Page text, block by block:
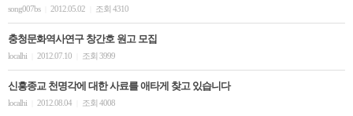
song007bs
2012.05.02 조회 4310
충청문화역사연구 창간호 원고 모집
localhi 2012.07.10 조회 3999
신흥종교 천명각에 대한 사료를 애타게 찾고 있습니다
localhi 2012.08.04 조회 4008